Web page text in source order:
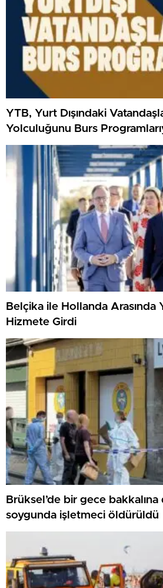
YTB, Yurt Dışındaki
Yolculuğunu Burs
Belçika ile Hollanda Arasında
Hizmete Girdi
Brüksel’de bir gece
soygunda işletmeci öldürüldü